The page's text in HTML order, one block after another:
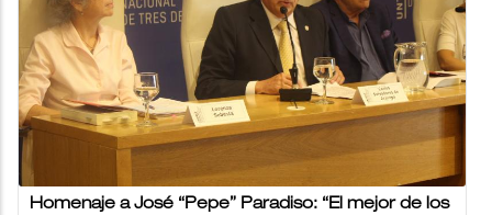
Homenaje a José “Pepe” Paradiso: “El mejor de los